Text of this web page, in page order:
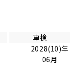
車検
2028(10)年
06月